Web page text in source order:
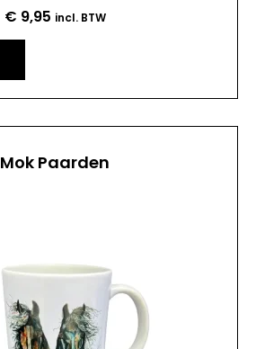
€ 9,95 incl. BTW
Mok Paarden